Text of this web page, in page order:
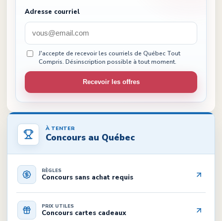
Adresse courriel
J'accepte de recevoir les courriels de Québec Tout
Compris. Désinscription possible à tout moment.
Recevoir les offres
À TENTER
Concours au Québec
RÈGLES
Concours sans achat requis
PRIX UTILES
Concours cartes cadeaux